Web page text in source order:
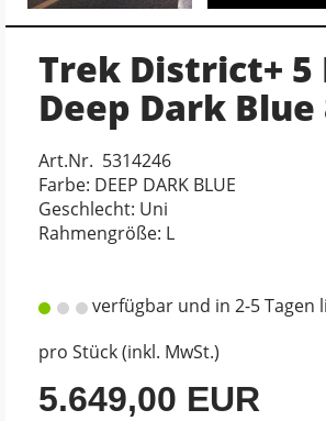
Trek District+ 5
Deep Dark Blue
Art.Nr. 5314246
Farbe: DEEP DARK BLUE
Geschlecht: Uni
Rahmengröße: L
verfügbar und in 2-5 Tagen
pro Stück (inkl. MwSt.)
5.649,00 EUR